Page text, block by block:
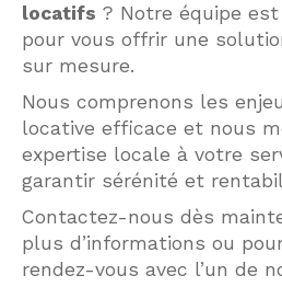
locatifs ? Notre équipe
pour vous offrir une
sur mesure.
Nous comprenons les
locative efficace et nous
expertise locale à votre
garantir sérénité et
Contactez-nous dès
plus d’informations ou
rendez-vous avec l’un de